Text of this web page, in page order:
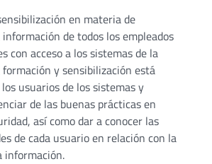
en materia de
de todos los empleados
con acceso a los sistemas de la
y sensibilización está
usuarios de los sistemas y
de las buenas prácticas en
así como dar a conocer las
de cada usuario en relación con la
información.